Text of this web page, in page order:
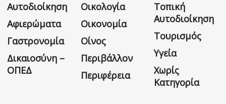
Αυτοδιοίκηση
Αφιερώματα
Γαστρονομία
Δικαιοσύνη –
ΟΠΕΔ
Οικολογία
Οικονομία
Οίνος
Περιβάλλον
Περιφέρεια
Τοπική
Αυτοδιοίκηση
Τουρισμός
Υγεία
Χωρίς
Κατηγορία